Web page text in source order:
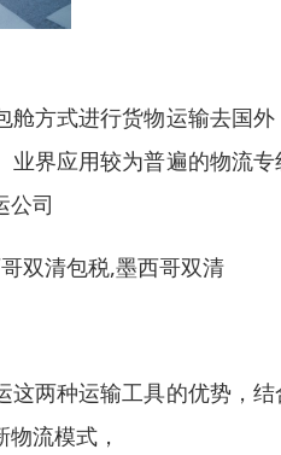
舱方式进行货物运输去国
业界应用较为普遍的物流
公司
双清包税,墨西哥双清
这两种运输工具的优势，
流模式，